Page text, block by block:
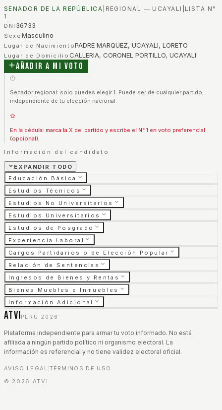
SENADOR DE LA REPÚBLICA REGIONAL — UCAYALI LISTA N°
1
DNI 36733
Sexo Masculino
Lugar de NacimientoPADRE MARQUEZ, UCAYALI, LORETO
Lugar de Domicilio CALLERIA, CORONEL PORTILLO, UCAYALI
Añadir a mi voto
Senador regional: solo puedes elegir 1. Puede ser de cualquier partido,
independiente de tu elección nacional.
En la cédula: marca la X del partido y escribe el N° 1 en voto preferencial
(opcional).
Información del candidato
EXPANDIR TODO
Educación Básica
Estudios Técnicos
Estudios No Universitarios
Estudios Universitarios
Estudios de Posgrado
Experiencia Laboral
Cargos Partidarios o de Elección Popular
Relación de Sentencias
Ingresos de Bienes y Rentas
Bienes Muebles e Inmuebles
Información Adicional
ATVI PERÚ 2026
Plataforma independiente para armar tu voto informado. No está
afiliada a ningún partido político ni organismo electoral. La
información es referencial y no tiene validez electoral oficial.
AVISO LEGAL TÉRMINOS DE USO
© 2026 ATVI